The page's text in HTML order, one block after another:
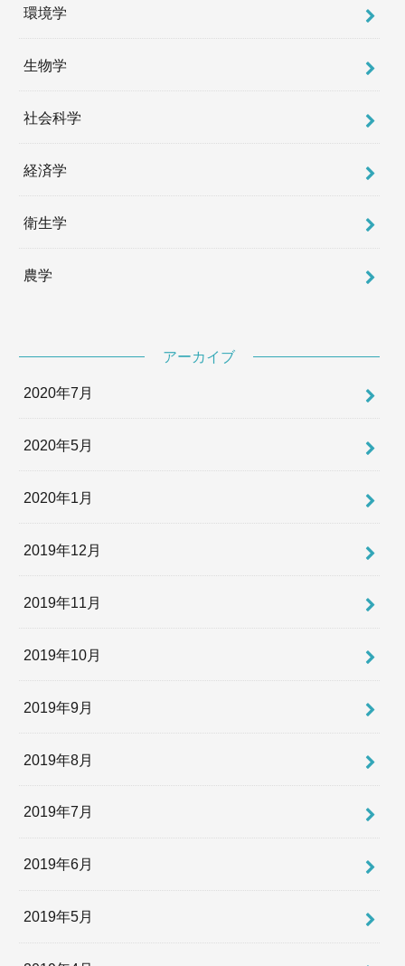
環境学
生物学
社会科学
経済学
衛生学
農学
アーカイブ
2020年7月
2020年5月
2020年1月
2019年12月
2019年11月
2019年10月
2019年9月
2019年8月
2019年7月
2019年6月
2019年5月